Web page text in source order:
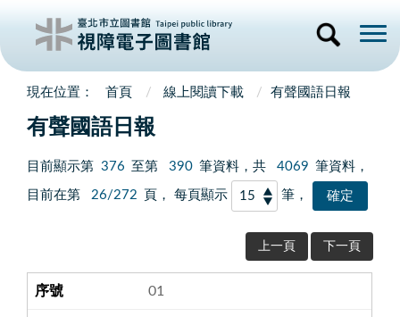
首頁 線上閱讀下載 有聲國語日報
有聲國語日報
目前顯示第 376 至第 390 筆資料，共 4069 筆資料，
目前在第 26/272 頁， 每頁顯示 筆，
上一頁 下一頁
01